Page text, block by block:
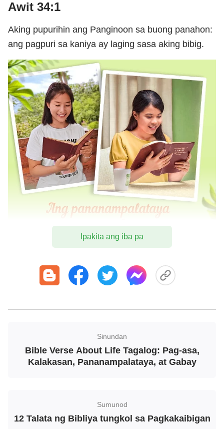
Awit 34:1
Aking pupurihin ang Panginoon sa buong panahon:
ang pagpuri sa kaniya ay laging sasa aking bibig.
Awit 95:2-3
kagalakan sa kaniya na may mga pagaawitan.
Sapagka't ang Panginoon ay dakilang Dios, at
Ipakita ang iba pa
Sinundan
Bible Verse About Life Tagalog: Pag-asa,
Kalakasan, Pananampalataya, at Gabay
Sumunod
12 Talata ng Bibliya tungkol sa Pagkakaibigan